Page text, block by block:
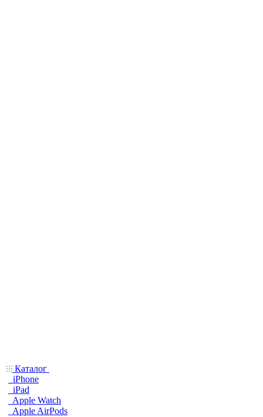
Каталог
iPhone
iPad
Apple Watch
Apple AirPods